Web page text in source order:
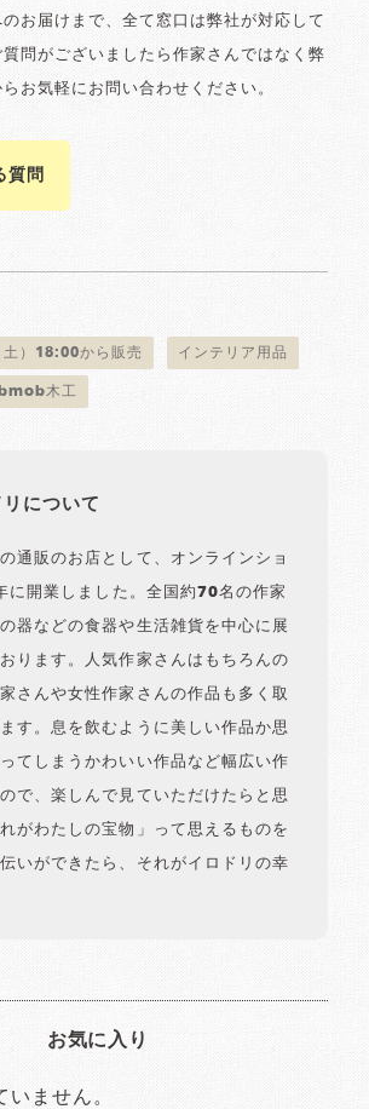
お届けまで、全て窓口は弊社が対応して
問がございましたら作家さんではなく弊
お気軽にお問い合わせください。
質問
）18:00から販売 インテリア用品
木工
について
通販のお店として、オンラインショ
に開業しました。全国約70名の作家
器などの食器や生活雑貨を中心に展
ります。人気作家さんはもちろんの
さんや女性作家さんの作品も多く取
す。息を飲むように美しい作品か思
てしまうかわいい作品など幅広い作
で、楽しんで見ていただけたらと思
がわたしの宝物」って思えるものを
いができたら、それがイロドリの幸
お気に入り
いません。